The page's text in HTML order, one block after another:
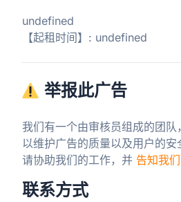
undefined
【起租时间】: undefined
举报此广告
我们有一个由审核员组成的团队
以维护广告的质量以及用户的安
请协助我们的工作，并 告知我们
联系方式